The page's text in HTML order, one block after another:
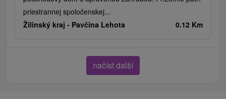
priestrannej spoločenskej...
Žilinský kraj - Pavčina Lehota 0.12 Km
načíst další